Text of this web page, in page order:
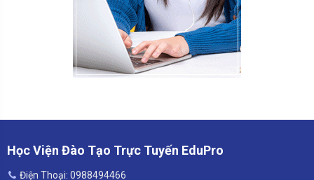
Học Viện Đào Tạo Trực Tuyến EduPro
Điện Thoại: 0988494466